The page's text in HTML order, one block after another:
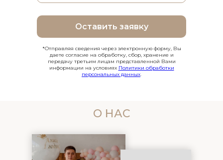
Оставить заявку
*Отправляя сведения через электронную форму, Вы
даете согласие на обработку, сбор, хранение и
передачу третьим лицам представленной Вами
информации на условиях Политики обработки
персональных данных.
О НАС